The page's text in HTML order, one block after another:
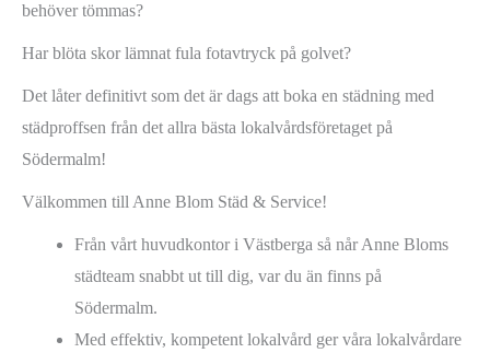
behöver tömmas?
Har blöta skor lämnat fula fotavtryck på golvet?
Det låter definitivt som det är dags att boka en städning med
städproffsen från det allra bästa lokalvårdsföretaget på
Södermalm!
Välkommen till Anne Blom Städ & Service!
Från vårt huvudkontor i Västberga så når Anne Bloms
städteam snabbt ut till dig, var du än finns på
Södermalm.
Med effektiv, kompetent lokalvård ger våra lokalvårdare